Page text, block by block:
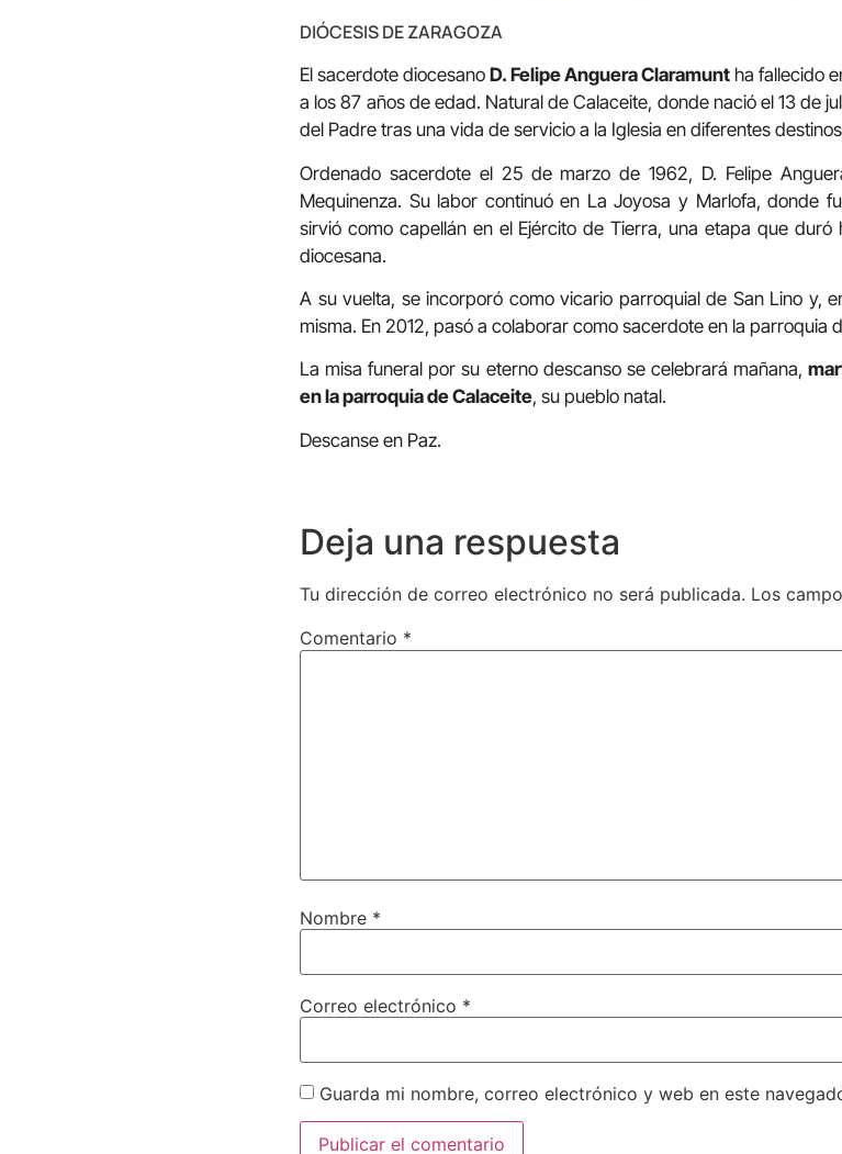
DIÓCESIS DE ZARAGOZA
El sacerdote diocesanoD. Felipe Anguera Claramuntha fallecido
a los 87 años de edad. Natural de Calaceite, donde nació el 13 de
del Padre tras una vida de servicio a la Iglesia en diferentes
Ordenado sacerdote el 25 de marzo de 1962, D. Felipe
Mequinenza. Su labor continuó en La Joyosa y Marlofa, donde
sirvió como capellán en el Ejército de Tierra, una etapa que
diocesana.
A su vuelta, se incorporó como vicario parroquial de San Lino y,
misma. En 2012, pasó a colaborar como sacerdote en la parroquia
La misa funeral por su eterno descanso se celebrará mañana,
en la parroquia de Calaceite, su pueblo natal.
Descanse en Paz.
Deja una respuesta
Tu dirección de correo electrónico no será publicada. Los
Comentario *
Nombre *
Correo electrónico *
Guarda mi nombre, correo electrónico y web en este